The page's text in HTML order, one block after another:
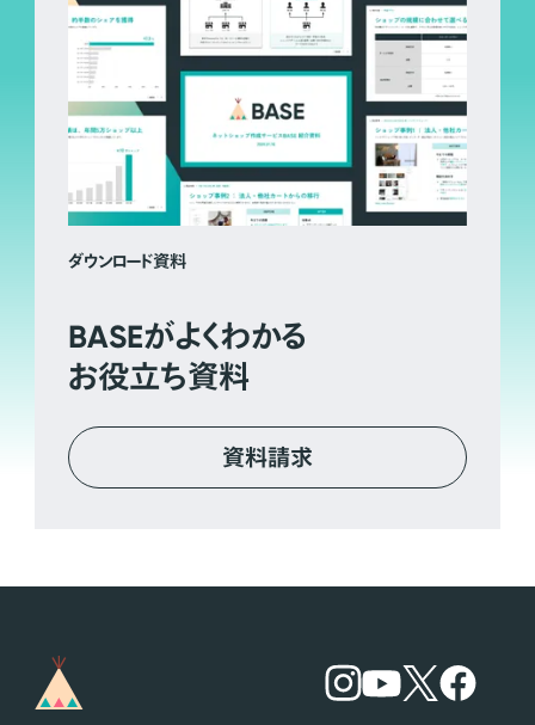
ダウンロード資料
BASEがよくわかる
お役立ち資料
資料請求